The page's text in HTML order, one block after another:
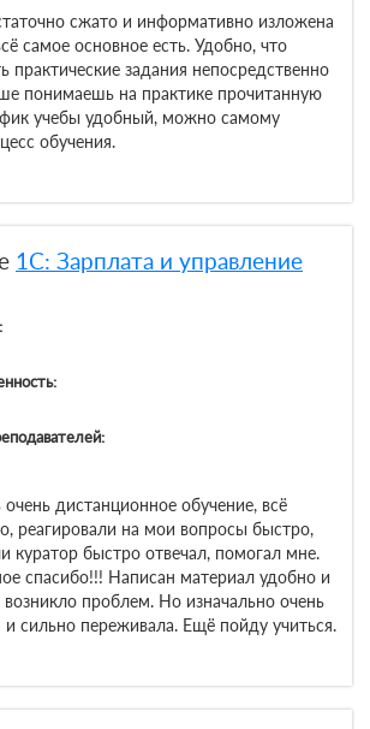
сжато и информативно изложена
самое основное есть. Удобно, что
практические задания непосредственно
понимаешь на практике прочитанную
учебы удобный, можно самому
обучения.
1С: Зарплата и управление
дистанционное обучение, всё
реагировали на мои вопросы быстро,
куратор быстро отвечал, помогал мне.
спасибо!!! Написан материал удобно и
проблем. Но изначально очень
и сильно переживала. Ещё пойду учиться.